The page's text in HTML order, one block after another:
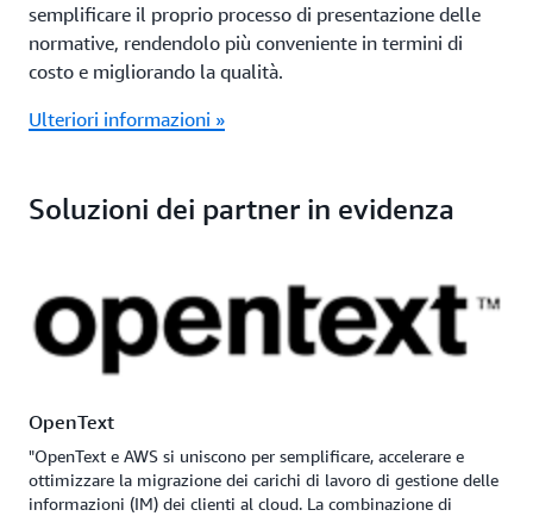
semplificare il proprio processo di presentazione delle
normative, rendendolo più conveniente in termini di
costo e migliorando la qualità.
Ulteriori informazioni »
Soluzioni dei partner in evidenza
OpenText
"OpenText e AWS si uniscono per semplificare, accelerare e
ottimizzare la migrazione dei carichi di lavoro di gestione delle
informazioni (IM) dei clienti al cloud. La combinazione di